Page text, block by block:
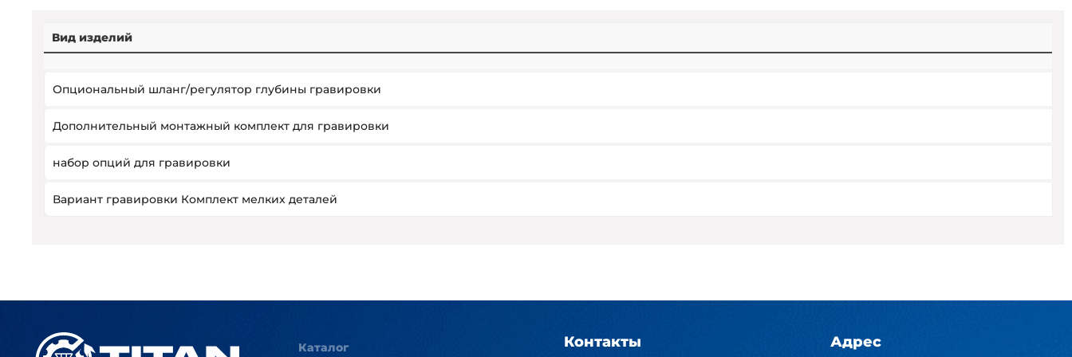
Вид изделий
Опциональный шланг/регулятор глубины гравировки
Дополнительный монтажный комплект для гравировки
набор опций для гравировки
Вариант гравировки Комплект мелких деталей
Каталог Контакты Адрес